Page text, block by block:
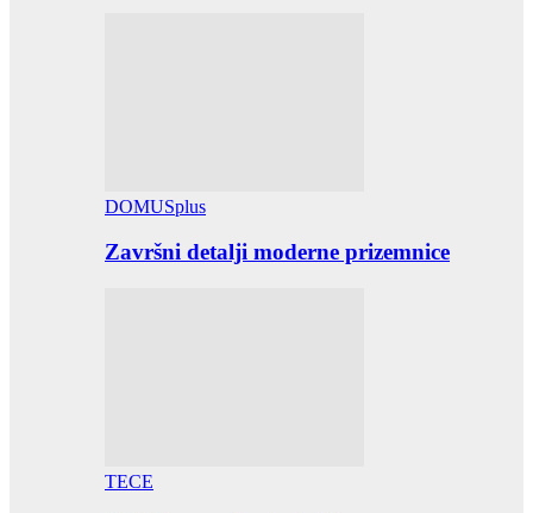
DOMUSplus
Završni detalji moderne prizemnice
TECE